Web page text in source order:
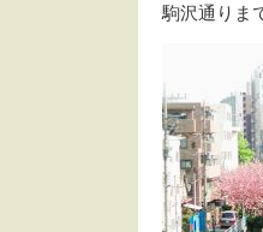
駒沢通りま